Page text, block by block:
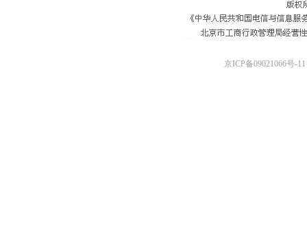
京ICP备09021066号-11